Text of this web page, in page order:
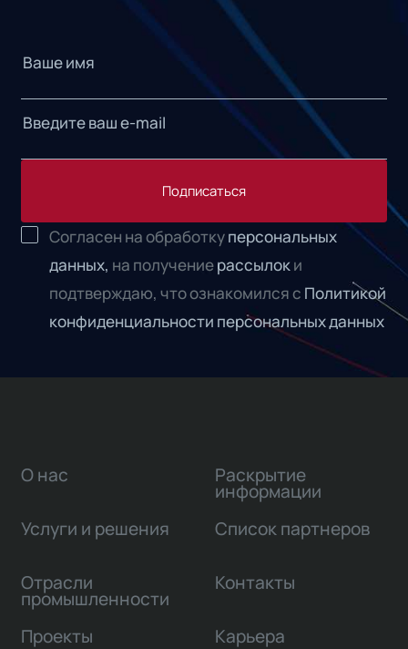
Подписаться
Согласен на обработкуперсональных
данных, на получениерассылок и
подтверждаю, что ознакомился с Политикой
конфиденциальности персональных данных
О нас
Услуги и решения
Отрасли
промышленности
Проекты
Раскрытие
информации
Список партнеров
Контакты
Карьера